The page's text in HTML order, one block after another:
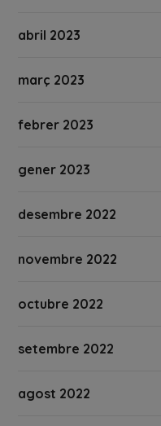
abril 2023
març 2023
febrer 2023
gener 2023
desembre 2022
novembre 2022
octubre 2022
setembre 2022
agost 2022